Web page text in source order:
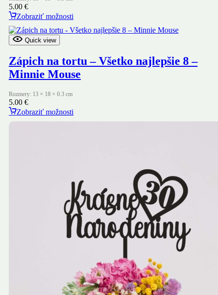
5.00 €
Zobraziť možnosti
Quick view
Zápich na tortu – Všetko najlepšie 8 –
Minnie Mouse
Rozmery: 13 × 18 × 0.3 cm
5.00 €
Zobraziť možnosti